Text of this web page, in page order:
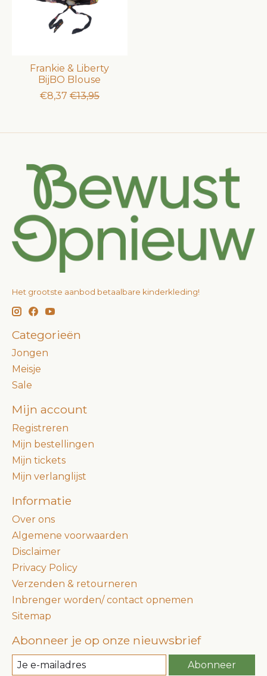
Frankie & Liberty
BijBO Blouse
€8,37 €13,95
Het grootste aanbod betaalbare kinderkleding!
Categorieën
Jongen
Meisje
Sale
Mijn account
Registreren
Mijn bestellingen
Mijn tickets
Mijn verlanglijst
Informatie
Over ons
Algemene voorwaarden
Disclaimer
Privacy Policy
Verzenden & retourneren
Inbrenger worden/ contact opnemen
Sitemap
Abonneer je op onze nieuwsbrief
Abonneer